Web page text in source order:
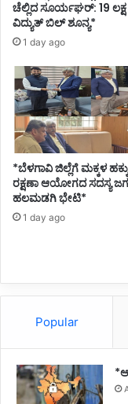
ಚೆಲ್ಲಿದ ಸೂರ್ಯಘರ್‌: 19
ವಿದ್ಯುತ್‌ ಬಿಲ್‌ ಶೂನ್ಯ*
1 day ago
*ಬೆಳಗಾವಿ ಜಿಲ್ಲೆಗೆ ಮಕ್ಕಳ
ರಕ್ಷಣಾ ಆಯೋಗದ ಸದಸ್ಯ
ಹಲಮಡಗಿ ಭೇಟಿ*
1 day ago
Popular